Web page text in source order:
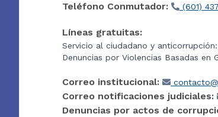
Teléfono Conmutador: (601)
Líneas gratuitas:
Servicio al ciudadano y anticorrupción:
Denuncias por Violencias Basadas en
Correo institucional:
Correo notificaciones judiciales:
Denuncias por actos de